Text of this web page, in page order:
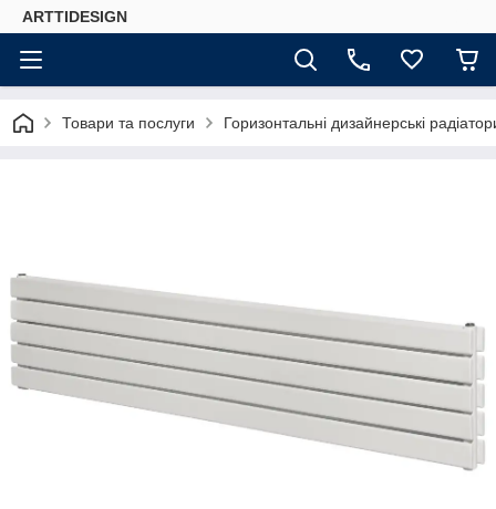
ARTTIDESIGN
Товари та послуги Горизонтальні дизайнерські